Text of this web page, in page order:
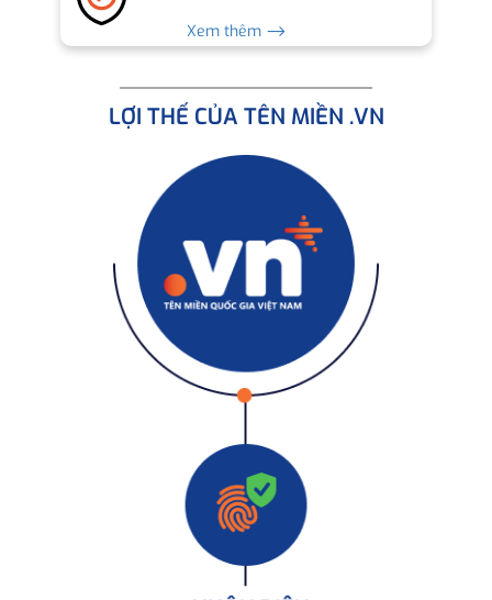
Xem thêm ⟶
LỢI THẾ CỦA TÊN MIỀN .VN